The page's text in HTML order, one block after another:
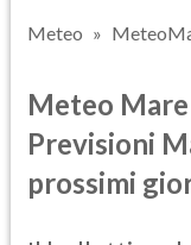
Meteo
Meteo
Previsioni
prossimi